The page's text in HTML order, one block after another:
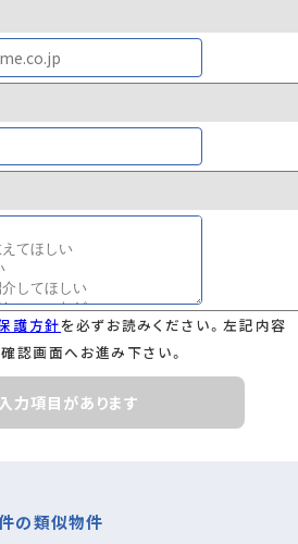
護方針を必ずお読みください。左記内容
認画面へお進み下さい。
力項目があります
の類似物件